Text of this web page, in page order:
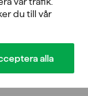
du till vår
alla